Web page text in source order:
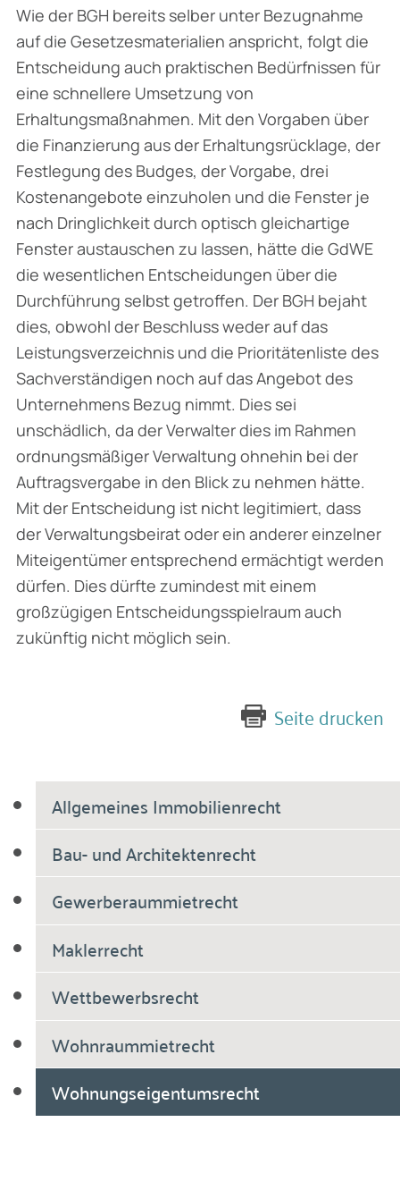
Allgemeines Immobilienrecht
Bau- und Architektenrecht
Gewerberaummietrecht
Maklerrecht
Wettbewerbsrecht
Wohnraummietrecht
Wohnungseigentumsrecht
Wie der BGH bereits selber unter Bezugnahme
auf die Gesetzesmaterialien anspricht, folgt die
Entscheidung auch praktischen Bedürfnissen für
eine schnellere Umsetzung von
Erhaltungsmaßnahmen. Mit den Vorgaben über
die Finanzierung aus der Erhaltungsrücklage, der
Festlegung des Budges, der Vorgabe, drei
Kostenangebote einzuholen und die Fenster je
nach Dringlichkeit durch optisch gleichartige
Fenster austauschen zu lassen, hätte die GdWE
die wesentlichen Entscheidungen über die
Durchführung selbst getroffen. Der BGH bejaht
dies, obwohl der Beschluss weder auf das
Leistungsverzeichnis und die Prioritätenliste des
Sachverständigen noch auf das Angebot des
Unternehmens Bezug nimmt. Dies sei
unschädlich, da der Verwalter dies im Rahmen
ordnungsmäßiger Verwaltung ohnehin bei der
Auftragsvergabe in den Blick zu nehmen hätte.
Mit der Entscheidung ist nicht legitimiert, dass
der Verwaltungsbeirat oder ein anderer einzelner
Miteigentümer entsprechend ermächtigt werden
dürfen. Dies dürfte zumindest mit einem
großzügigen Entscheidungsspielraum auch
zukünftig nicht möglich sein.
Seite drucken